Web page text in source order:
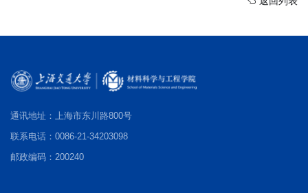
通讯地址：上海市东川路800号
联系电话：0086-21-34203098
邮政编码：200240